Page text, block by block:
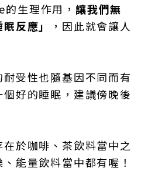
生理作用， 讓我們無
反應」
，因此就會讓人
受性也隨基因不同而有
好的睡眠，建議傍晚後
於咖啡、茶飲料當中之
能量飲料當中都有喔！